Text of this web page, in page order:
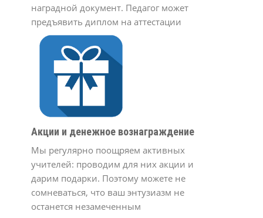
наградной документ. Педагог может
предъявить диплом на аттестации
Акции и денежное вознаграждение
Мы регулярно поощряем активных
учителей: проводим для них акции и
дарим подарки. Поэтому можете не
сомневаться, что ваш энтузиазм не
останется незамеченным